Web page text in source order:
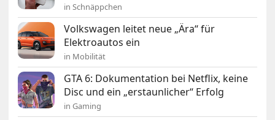
in Schnäppchen
Volkswagen leitet neue „Ära“ für
Elektroautos ein
in Mobilität
GTA 6: Dokumentation bei Netflix, keine
Disc und ein „erstaunlicher“ Erfolg
in Gaming